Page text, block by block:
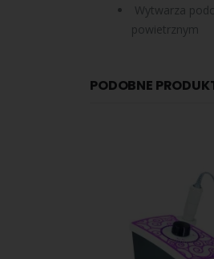
Wytwarza
powietrznym
PODOBNE